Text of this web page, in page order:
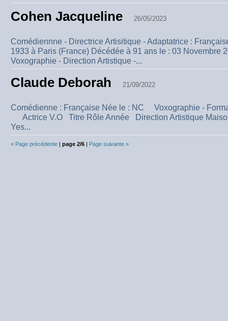
Cohen Jacqueline 26/05/2023
Comédiennne - Directrice Artisitique - Adaptatrice :
1933 à Paris (France) Décédée à 91 ans le : 03
Voxographie - Direction Artistique -...
Claude Deborah 21/09/2022
Comédienne : Française Née le : NC Voxographie -
Actrice V.O Titre Rôle Année Direction Artistique
Yes...
« Page précédente | page 2/6 | Page suivante »